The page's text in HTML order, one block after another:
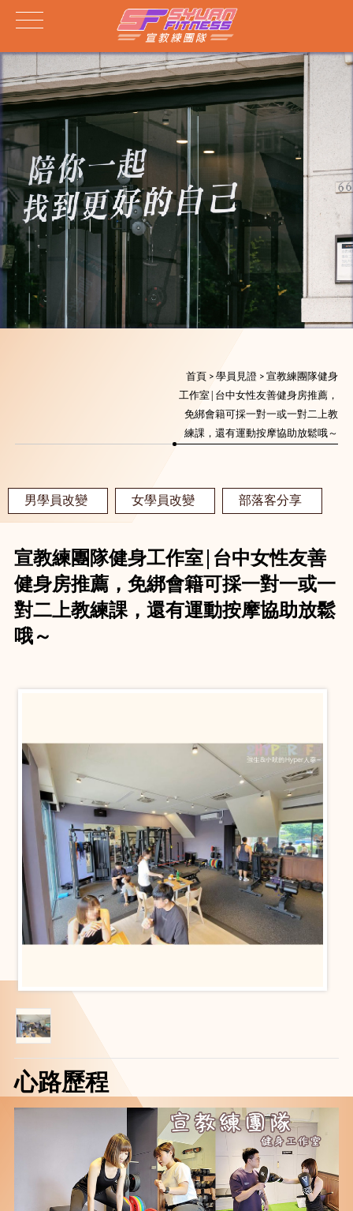
首頁 >學員見證 > 宣教練團隊健身
工作室│台中女性友善健身房推薦，
免綁會籍可採一對一或一對二上教
練課，還有運動按摩協助放鬆哦～
男學員改變 女學員改變 部落客分享
宣教練團隊健身工作室│台中女性友善
健身房推薦，免綁會籍可採一對一或一
對二上教練課，還有運動按摩協助放鬆
哦～
心路歷程